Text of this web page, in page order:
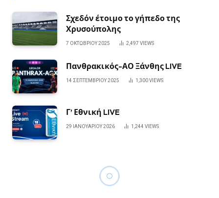
Σχεδόν έτοιμο το γήπεδο της
Χρυσούπολης
7 ΟΚΤΩΒΡΊΟΥ 2025 2,497 VIEWS
Πανθρακικός-ΑΟ Ξάνθης LIVE
14 ΣΕΠΤΕΜΒΡΊΟΥ 2025 1,300VIEWS
Γ’ Εθνική LIVE
29 ΙΑΝΟΥΑΡΊΟΥ 2026 1,244 VIEWS